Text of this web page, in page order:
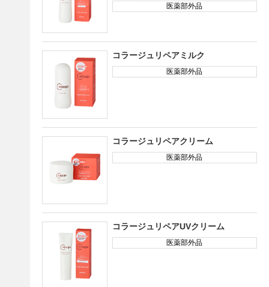
医薬部外品
コラージュリペアミルク
医薬部外品
コラージュリペアクリーム
医薬部外品
コラージュリペアUVクリーム
医薬部外品